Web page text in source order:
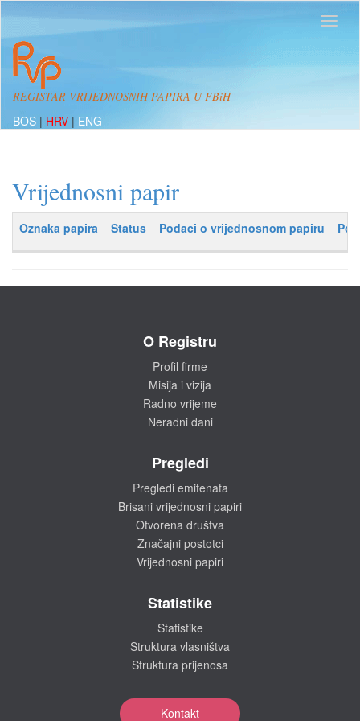
REGISTAR VRIJEDNOSNIH PAPIRA U FBiH
BOS | HRV | ENG
Vrijednosni papir
Oznaka papira Status Podaci o vrijednosnom papiru
O Registru
Profil firme
Misija i vizija
Radno vrijeme
Neradni dani
Pregledi
Pregledi emitenata
Brisani vrijednosni papiri
Otvorena društva
Značajni postotci
Vrijednosni papiri
Statistike
Statistike
Struktura vlasništva
Struktura prijenosa
Kontakt